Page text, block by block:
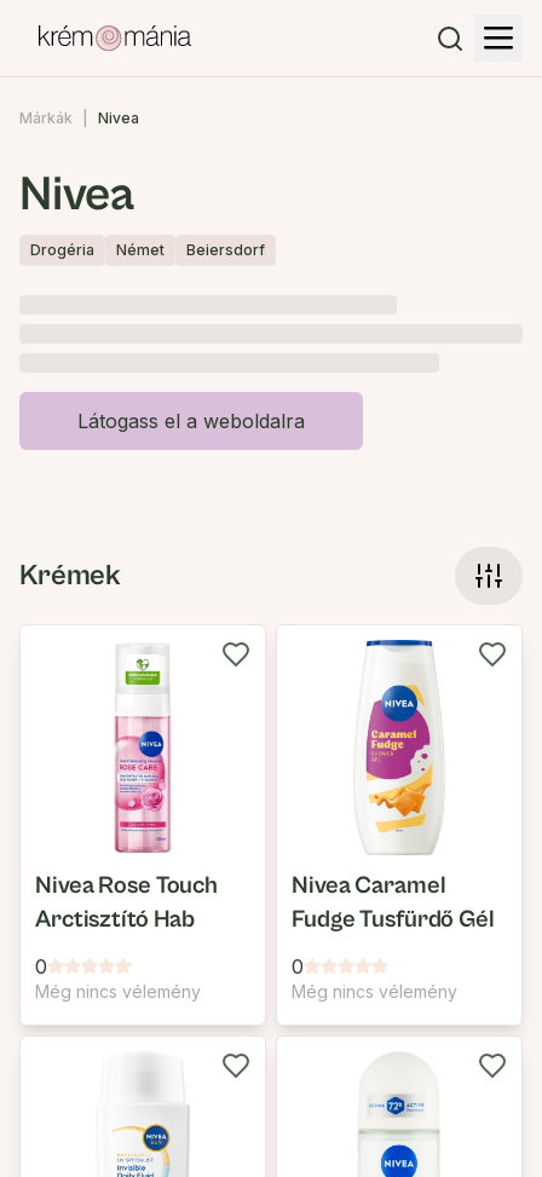
Márkák Nivea
Nivea
Drogéria Német Beiersdorf
Látogass el a weboldalra
Krémek
Nivea Rose Touch
Arctisztító Hab
0
Még nincs vélemény
Nivea Caramel
Fudge Tusfürdő Gél
0
Még nincs vélemény